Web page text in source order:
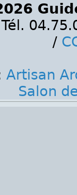
/
Artisan
Salon